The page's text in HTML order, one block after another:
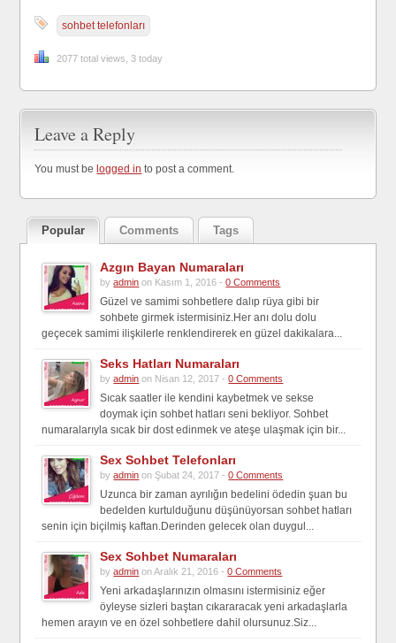
sohbet telefonları
2077 total views, 3 today
Leave a Reply
You must be logged in to post a comment.
Popular Comments Tags
Azgın Bayan Numaraları
byadmin on Kasım 1, 2016 -0 Comments
Güzel ve samimi sohbetlere dalıp rüya gibi bir
sohbete girmek istermisiniz.Her anı dolu dolu
geçecek samimi ilişkilerle renklendirerek en güzel dakikalara...
Seks Hatları Numaraları
byadmin on Nisan 12, 2017 -0 Comments
Sıcak saatler ile kendini kaybetmek ve sekse
doymak için sohbet hatları seni bekliyor. Sohbet
numaralarıyla sıcak bir dost edinmek ve ateşe ulaşmak için bir...
Sex Sohbet Telefonları
byadmin on Şubat 24, 2017 -0 Comments
Uzunca bir zaman ayrılığın bedelini ödedin şuan bu
bedelden kurtulduğunu düşünüyorsan sohbet hatları
senin için biçilmiş kaftan.Derinden gelecek olan duygul...
Sex Sohbet Numaraları
byadmin on Aralık 21, 2016 -0 Comments
Yeni arkadaşlarınızın olmasını istermisiniz eğer
öyleyse sizleri baştan cıkararacak yeni arkadaşlarla
hemen arayın ve en özel sohbetlere dahil olursunuz.Siz...